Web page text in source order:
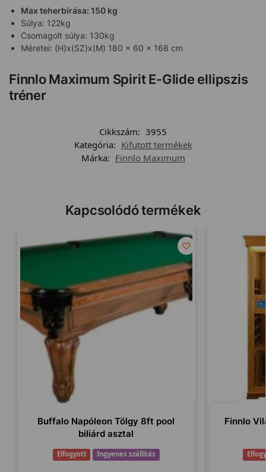
Max teherbírása: 150 kg
Súlya: 122kg
Csomagolt súlya: 130kg
Méretei: (H)x(SZ)x(M) 180 x 60 x 168 cm
Finnlo Maximum Spirit E-Glide ellipszis
tréner
Cikkszám: 3955
Kategória: Kifutott termékek
Márka: Finnlo Maximum
Kapcsolódó termékek
Buffalo Napóleon Tölgy 8ft pool
biliárd asztal
Elfogyott Ingyenes szállítás
Finnlo